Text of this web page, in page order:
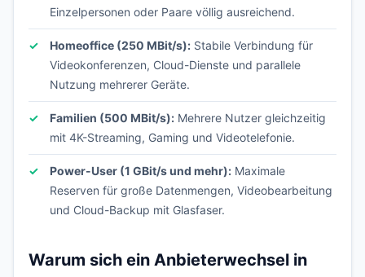
Einzelpersonen oder Paare völlig ausreichend.
Homeoffice (250 MBit/s): Stabile Verbindung für
Videokonferenzen, Cloud-Dienste und parallele
Nutzung mehrerer Geräte.
Familien (500 MBit/s): Mehrere Nutzer gleichzeitig
mit 4K-Streaming, Gaming und Videotelefonie.
Power-User (1 GBit/s und mehr): Maximale
Reserven für große Datenmengen, Videobearbeitung
und Cloud-Backup mit Glasfaser.
Warum sich ein Anbieterwechsel in